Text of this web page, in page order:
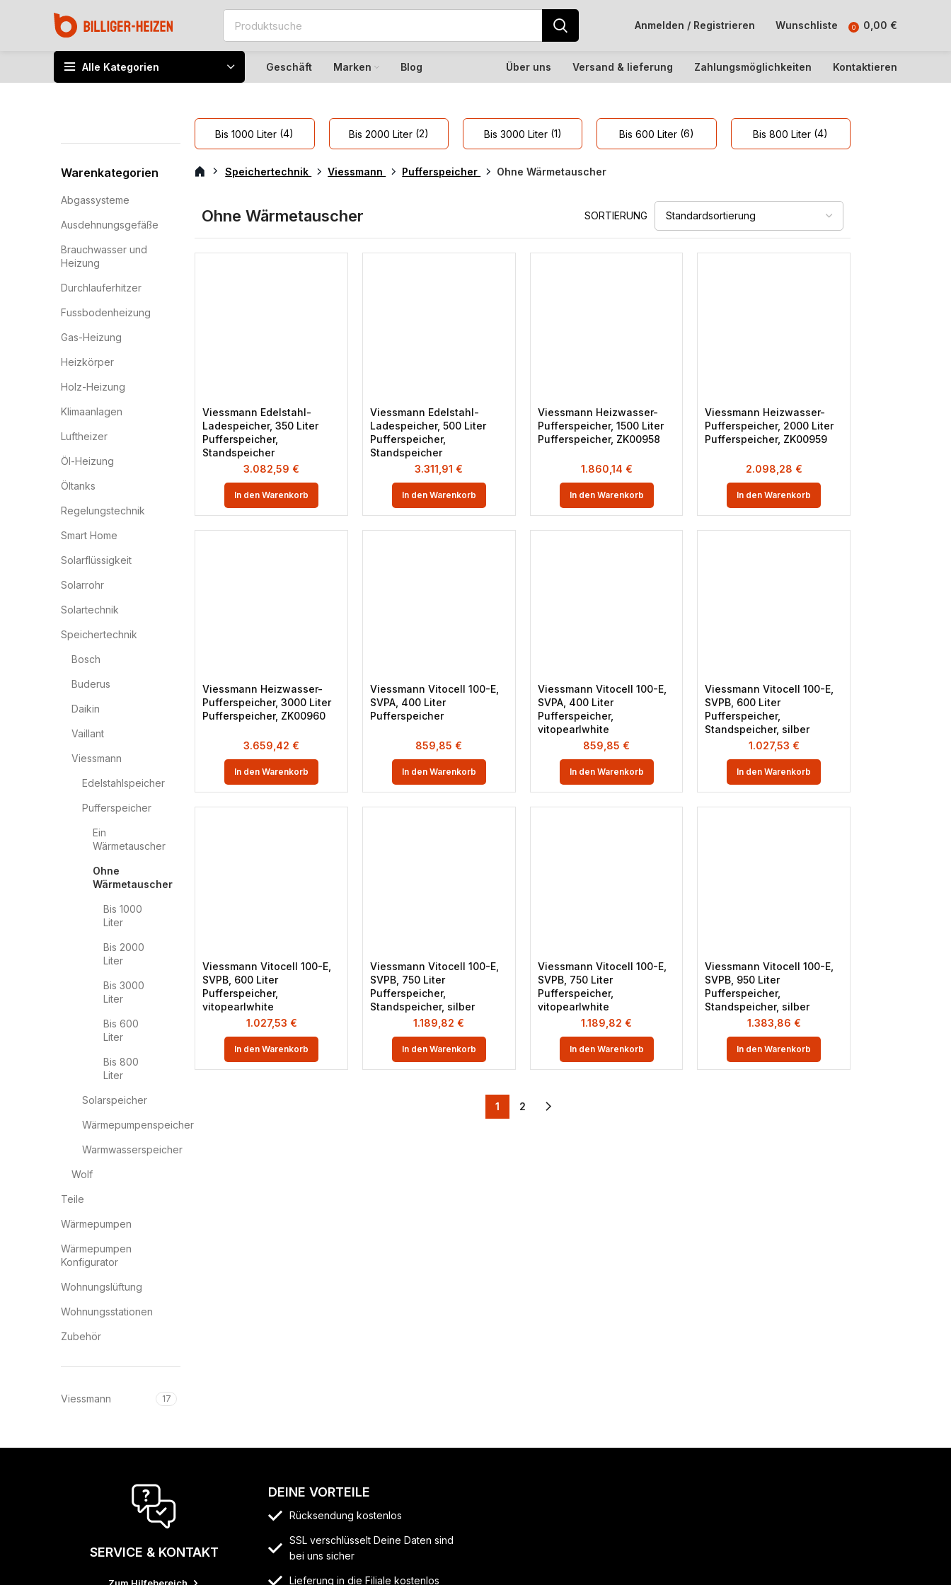
Anmelden / Registrieren Wunschliste 0 0,00 €
Alle Kategorien Geschäft Marken Blog Über uns Versand & lieferung Zahlungsmöglichkeiten Kontaktieren
Warenkategorien
Abgassysteme
Ausdehnungsgefäße
Brauchwasser und
Heizung
Durchlauferhitzer
Fussbodenheizung
Gas-Heizung
Heizkörper
Holz-Heizung
Klimaanlagen
Luftheizer
Öl-Heizung
Öltanks
Regelungstechnik
Smart Home
Solarflüssigkeit
Solarrohr
Solartechnik
Speichertechnik
Bosch
Buderus
Daikin
Vaillant
Viessmann
Edelstahlspeicher
Pufferspeicher
Ein
Wärmetauscher
Ohne
Wärmetauscher
Bis 1000
Liter
Bis 2000
Liter
Bis 3000
Liter
Bis 600
Liter
Bis 800
Liter
Solarspeicher
Wärmepumpenspeicher
Warmwasserspeicher
Wolf
Teile
Wärmepumpen
Wärmepumpen
Konfigurator
Wohnungslüftung
Wohnungsstationen
Zubehör
Viessmann 17
Bis 1000 Liter (4) Bis 2000 Liter(2) Bis 3000 Liter(1) Bis 600 Liter (6) Bis 800 Liter (4)
Speichertechnik Viessmann Pufferspeicher Ohne Wärmetauscher
Ohne Wärmetauscher SORTIERUNG
Viessmann Edelstahl-
Ladespeicher, 350 Liter
Pufferspeicher,
Standspeicher
3.082,59 €
In den Warenkorb
Viessmann Edelstahl-
Ladespeicher, 500 Liter
Pufferspeicher,
Standspeicher
3.311,91 €
In den Warenkorb
Viessmann Heizwasser-
Pufferspeicher, 1500 Liter
Pufferspeicher, ZK00958
1.860,14 €
In den Warenkorb
Viessmann Heizwasser-
Pufferspeicher, 2000 Liter
Pufferspeicher, ZK00959
2.098,28 €
In den Warenkorb
Viessmann Heizwasser-
Pufferspeicher, 3000 Liter
Pufferspeicher, ZK00960
3.659,42 €
In den Warenkorb
Viessmann Vitocell 100-E,
SVPA, 400 Liter
Pufferspeicher
859,85 €
In den Warenkorb
Viessmann Vitocell 100-E,
SVPA, 400 Liter
Pufferspeicher,
vitopearlwhite
859,85 €
In den Warenkorb
Viessmann Vitocell 100-E,
SVPB, 600 Liter
Pufferspeicher,
Standspeicher, silber
1.027,53 €
In den Warenkorb
Viessmann Vitocell 100-E,
SVPB, 600 Liter
Pufferspeicher,
vitopearlwhite
1.027,53 €
In den Warenkorb
Viessmann Vitocell 100-E,
SVPB, 750 Liter
Pufferspeicher,
Standspeicher, silber
1.189,82 €
In den Warenkorb
Viessmann Vitocell 100-E,
SVPB, 750 Liter
Pufferspeicher,
vitopearlwhite
1.189,82 €
In den Warenkorb
Viessmann Vitocell 100-E,
SVPB, 950 Liter
Pufferspeicher,
Standspeicher, silber
1.383,86 €
In den Warenkorb
1 2
SERVICE & KONTAKT
DEINE VORTEILE
Rücksendung kostenlos
SSL verschlüsselt Deine Daten sind
bei uns sicher
Lieferung in die Filiale kostenlos